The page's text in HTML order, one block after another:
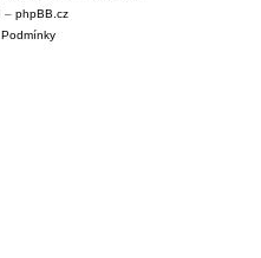
– phpBB.cz
Podmínky